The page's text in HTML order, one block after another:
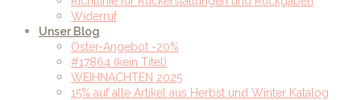
Widerruf
Unser Blog
Oster-Angebot -20%
#17864 (kein Titel)
WEIHNACHTEN 2025
15% auf alle Artikel aus Herbst und Winter Katalog